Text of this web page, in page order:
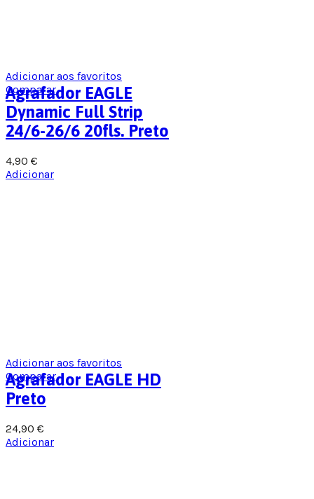
Adicionar aos favoritos
Comparar
Agrafador EAGLE
Dynamic Full Strip
24/6-26/6 20fls. Preto
4,90 €
Adicionar
Adicionar aos favoritos
Comparar
Agrafador EAGLE HD
Preto
24,90 €
Adicionar